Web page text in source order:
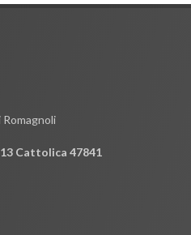
Cattolica 47841